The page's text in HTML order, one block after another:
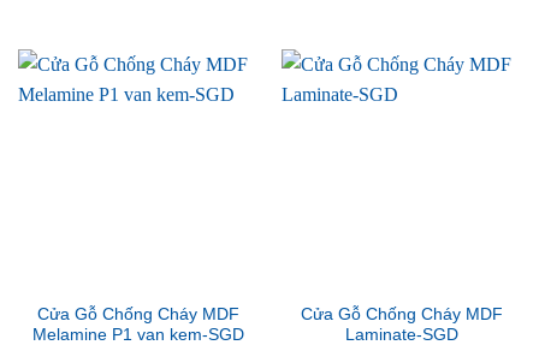
Cửa Gỗ Chống Cháy MDF
Melamine P1 van kem-SGD
Cửa Gỗ Chống Cháy MDF
Laminate-SGD